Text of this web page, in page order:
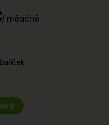
/ měsíčně